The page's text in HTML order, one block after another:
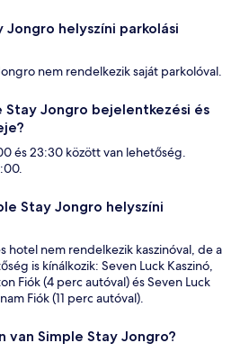
Jongro helyszíni parkolási
nem rendelkezik saját parkolóval.
Stay Jongro bejelentkezési és
és 23:30 között van lehetőség.
Stay Jongro helyszíni
hotel nem rendelkezik kaszinóval, de a
is kínálkozik: Seven Luck Kaszinó,
Fiók (4 perc autóval) és Seven Luck
Fiók (11 perc autóval).
van Simple Stay Jongro?